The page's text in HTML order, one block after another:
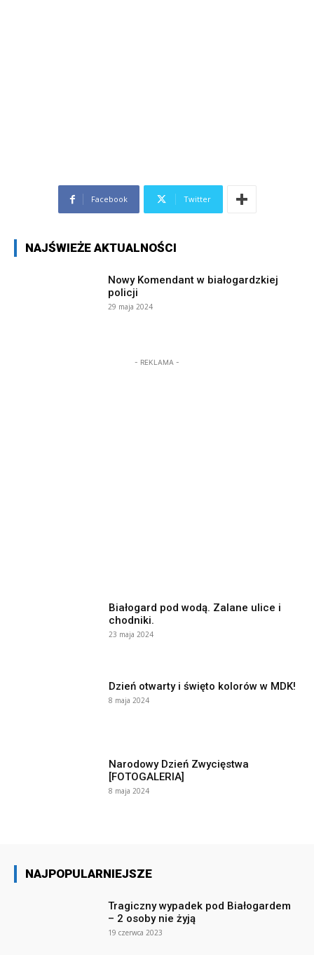
Facebook Twitter
NAJŚWIEŻE AKTUALNOŚCI
Nowy Komendant w białogardzkiej
policji
29 maja 2024
- REKLAMA -
Białogard pod wodą. Zalane ulice i
chodniki.
23 maja 2024
Dzień otwarty i święto kolorów w MDK!
8 maja 2024
Narodowy Dzień Zwycięstwa
[FOTOGALERIA]
8 maja 2024
NAJPOPULARNIEJSZE
Tragiczny wypadek pod Białogardem
– 2 osoby nie żyją
19 czerwca 2023